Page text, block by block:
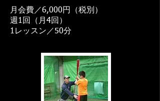
月会費／6,000円（税別）
週1回（月4回）
1レッスン／50分